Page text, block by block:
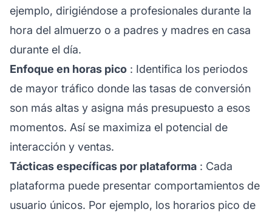
ejemplo, dirigiéndose a profesionales durante la
hora del almuerzo o a padres y madres en casa
durante el día.
Enfoque en horas pico : Identifica los periodos
de mayor tráfico donde las tasas de conversión
son más altas y asigna más presupuesto a esos
momentos. Así se maximiza el potencial de
interacción y ventas.
Tácticas específicas por plataforma : Cada
plataforma puede presentar comportamientos de
usuario únicos. Por ejemplo, los horarios pico de